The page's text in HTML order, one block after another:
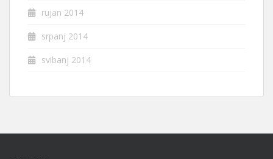
rujan 2014
srpanj 2014
svibanj 2014